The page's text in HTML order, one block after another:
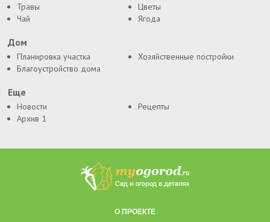
Травы
Цветы
Чай
Ягода
Дом
Планировка участка
Хозяйственные постройки
Благоустройство дома
Еще
Новости
Рецепты
Архив 1
О ПРОЕКТЕ